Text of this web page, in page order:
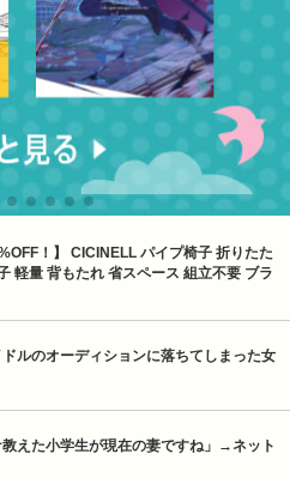
！】 CICINELL パイプ椅子 折りたた
軽量 背もたれ 省スペース 組立不要 ブラ
ルのオーディションに落ちてしまった女
えた小学生が現在の妻ですね」→ネット